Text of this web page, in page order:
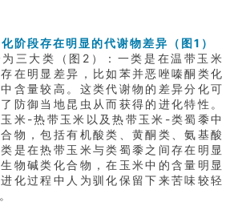
阶段存在明显的代谢物差异（图1）
三大类（图2）：一类是在温带玉米
在明显差异，比如苯并恶唑嗪酮类化
含量较高。这类代谢物的差异分化可
防御当地昆虫从而获得的进化特性。
米-热带玉米以及热带玉米-类蜀黍中
物，包括有机酸类、黄酮类、氨基酸
是在热带玉米与类蜀黍之间存在明显
物碱类化合物，在玉米中的含量明显
化过程中人为驯化保留下来苦味较轻